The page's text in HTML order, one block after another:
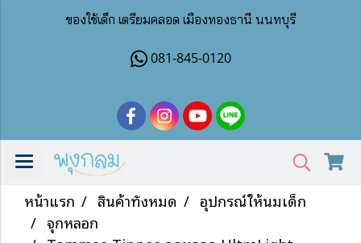
ของใช้เด็ก เตรียมคลอด เมืองทองธานี นนทบุรี
081-845-0120
หน้าแรก สินค้าทั้งหมด
อุปกรณ์ให้นมเด็ก
จุกหลอก